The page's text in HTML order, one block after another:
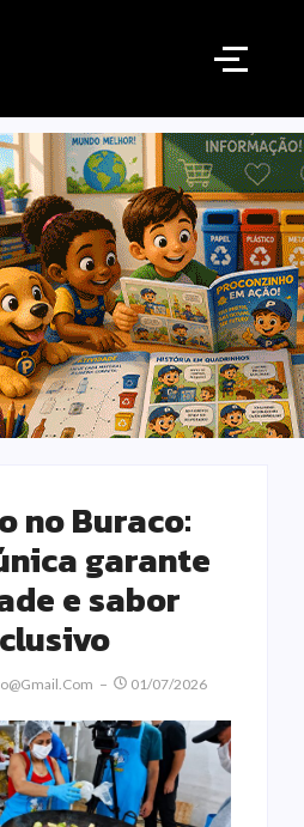
no Buraco:
garante
e sabor
01/07/2026